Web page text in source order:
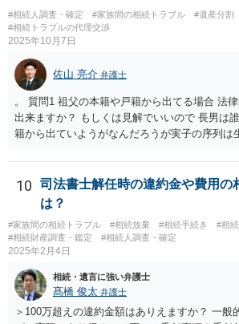
財産（遺産）の全容を整理する（預貯金，有価
を調べることになります。） ②相続財産に照ら
備をする（税理士の先生にご相談ください。
（ご本人同士で行っても構いませんし，弁護士
しいと思います。） ことになります。
#相続人調査・確定 #家族間の相続トラブル #遺産分割
#相続トラブルの代理交渉
2025年10月7日
佐山 亮介 弁護士
。 質問1 祖父の本籍や戸籍から出てる場合 法
出来ますか？ もしくは見解でいいので 長男は
籍から出ていようがなんだろうが実子の序列は
書が腹違いの長男に向けてある場合 書かれて
のですか？ →遺書というのが、法律上の遺言
はそのとおりです。 質問3 父が腹違いの長男に
うな事はありますか？ →遺言が有効な場合、優
せんが、お祖父様が認知症であるなどの「遺言
情」があるならば①遺言無効確認の訴えを起こ
問4 相続トラブルの代理交渉は可能でしょうか
能ですが、お伺いする内容ですとお祖父様が亡
とになるでしょう。
10
司法書士解任時の違約金や費用の
は？
#家族間の相続トラブル #相続放棄 #相続手続き
#相
#相続財産調査・鑑定
#相続人調査・確定
2025年2月4日
相続・遺言に強い弁護士
髙橋 俊太 弁護士
＞100万超えの違約金額はありえますか？ 一般